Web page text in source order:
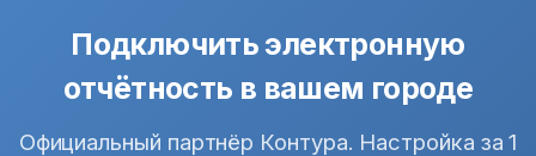
Подключить электронную
отчётность в вашем городе
Официальный партнёр Контура. Настройка за 1